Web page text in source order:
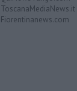
ToscanaMediaNews.it
Fiorentinanews.com